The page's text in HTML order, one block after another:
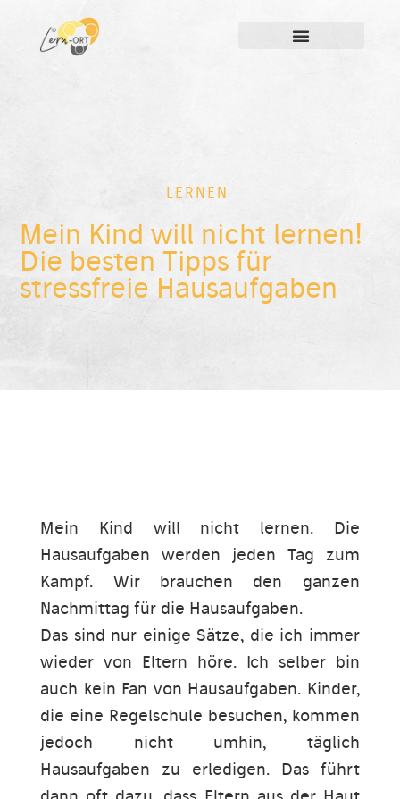
LERNEN
Mein Kind will nicht lernen!
Die besten Tipps für
stressfreie Hausaufgaben
Mein Kind will nicht lernen. Die
Hausaufgaben werden jeden Tag zum
Kampf. Wir brauchen den ganzen
Nachmittag für die Hausaufgaben.
Das sind nur einige Sätze, die ich immer
wieder von Eltern höre. Ich selber bin
auch kein Fan von Hausaufgaben. Kinder,
die eine Regelschule besuchen, kommen
jedoch nicht umhin, täglich
Hausaufgaben zu erledigen. Das führt